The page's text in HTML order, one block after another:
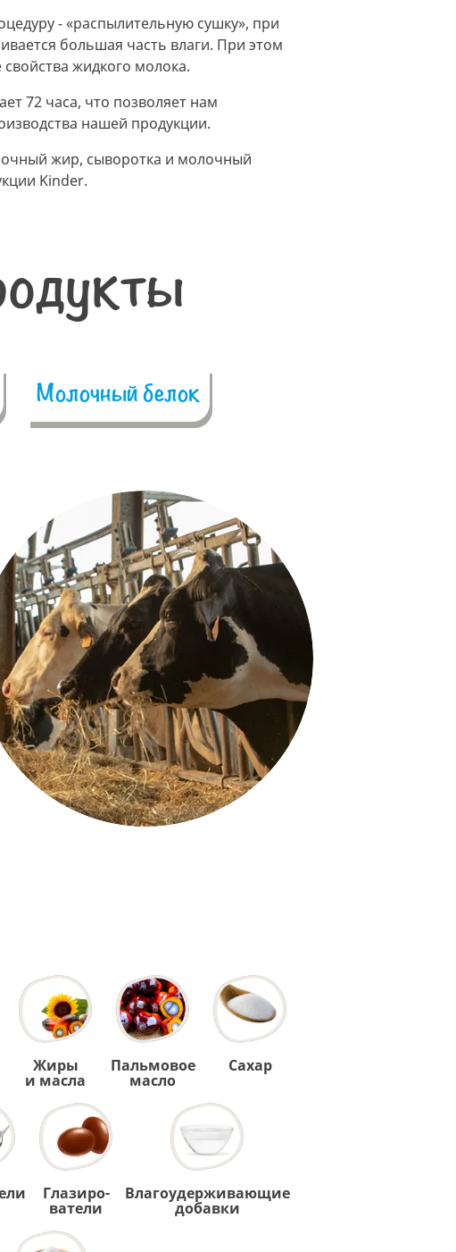
- «распылительную сушку», при
большая часть влаги. При этом
жидкого молока.
72 часа, что позволяет нам
нашей продукции.
жир, сыворотка и молочный
Kinder.
Молочный белок
Жиры
и масла
Пальмовое
масло
Сахар
Глазиро-
ватели
Влагоудерживающие
добавки